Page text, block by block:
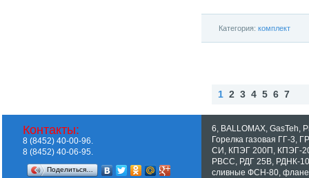
Категория: комплект
1 2 3 4 5 6 7
6, BALLOMAX, GasTeh,
Горелка газовая ГГ-3,
СИ, КПЭГ 200П, КПЭГ-
РВСС, РДГ 25В, РДНК-
сливные ФСН-80,
Контакты:
8 (8452) 40-00-96.
8 (8452) 40-06-95.
Поделиться…